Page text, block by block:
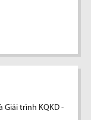
Giải trình KQKD -